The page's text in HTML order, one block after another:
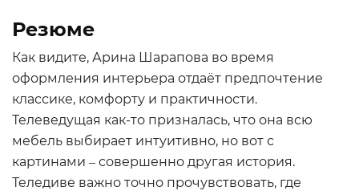
Резюме
Как видите, Арина Шарапова во время
оформления интерьера отдаёт предпочтение
классике, комфорту и практичности.
Телеведущая как-то призналась, что она всю
мебель выбирает интуитивно, но вот с
картинами ‒ совершенно другая история.
Теледиве важно точно прочувствовать, где